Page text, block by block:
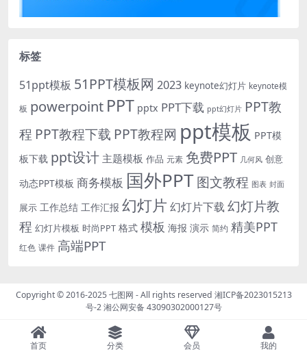
标签
51ppt模板 51PPT模板网 2023 keynote幻灯片 keynote模
板 powerpoint PPT pptx PPT下载 ppt幻灯片 PPT教
程 PPT教程下载 PPT教程网 ppt模板 PPT模
板下载 ppt设计 主题模板 作品 元素 免费PPT 几何风 创意
动态PPT模板 商务模板 国外PPT图文教程 图表 封面
展示 工作总结 工作汇报 幻灯片 幻灯片下载 幻灯片教
程 幻灯片模板 时尚PPT 格式 模板 海报 演示 简约 精美PPT
红色 课件 高端PPT
Copyright © 2016-2025七图网 - All rights reserved 湘ICP备2023015213
号-2湘公网安备 43090302000127号
首页 分类 会员 我的